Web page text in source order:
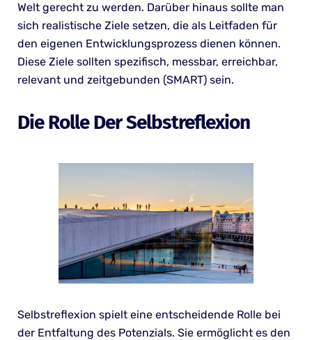
Welt gerecht zu werden. Darüber hinaus sollte man
sich realistische Ziele setzen, die als Leitfaden für
den eigenen Entwicklungsprozess dienen können.
Diese Ziele sollten spezifisch, messbar, erreichbar,
relevant und zeitgebunden (SMART) sein.
Die Rolle Der Selbstreflexion
Selbstreflexion spielt eine entscheidende Rolle bei
der Entfaltung des Potenzials. Sie ermöglicht es den